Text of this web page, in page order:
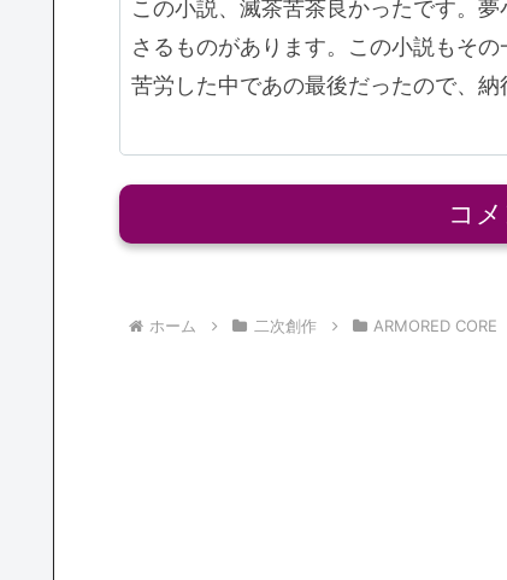
この小説、滅茶苦茶良かったです。
さるものがあります。この小説もその
苦労した中であの最後だったので、納
コ
ホーム 二次創作 ARMORED CORE